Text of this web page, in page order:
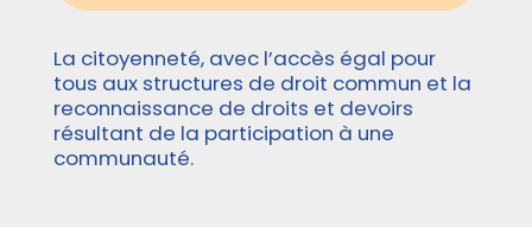
La citoyenneté, avec l’accès égal pour
tous aux structures de droit commun et la
reconnaissance de droits et devoirs
résultant de la participation à une
communauté.